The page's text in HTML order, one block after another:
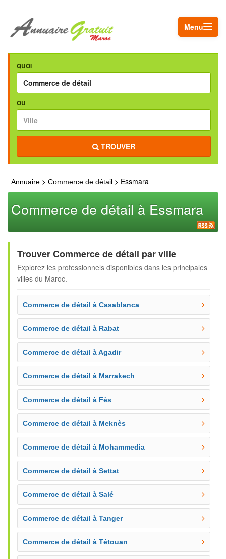
Menu
QUOI
OU
TROUVER
Annuaire > Commerce de détail > Essmara
Commerce de détail à Essmara
Trouver Commerce de détail par ville
Explorez les professionnels disponibles dans les principales
villes du Maroc.
Commerce de détail à Casablanca
Commerce de détail à Rabat
Commerce de détail à Agadir
Commerce de détail à Marrakech
Commerce de détail à Fès
Commerce de détail à Meknès
Commerce de détail à Mohammedia
Commerce de détail à Settat
Commerce de détail à Salé
Commerce de détail à Tanger
Commerce de détail à Tétouan